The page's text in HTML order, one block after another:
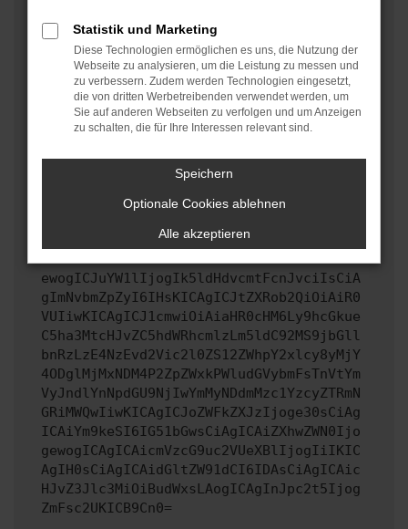
Betriebssystem auf dem neuesten Stand sind.
Veraltete Software birgt nicht nur ein
Sicherheitsrisiko, sondern kann auch dazu führen,
dass bestimmte Funktionen nicht mehr unterstützt
werden.
Wende dich an den Webseitenbetreiber.
Wenn du alle oben genannten Schritte versucht hast,
kontaktiere uns bitte. Wir werden versuchen, das
Problem zu beheben. Du kannst uns diesen Text
schicken, um uns bei der Fehlersuche zu
ewogICJuYW1lIjogIk5ldHdvcmtFcnJvciIsCiA
gImNvbmZpZyI6IHsKICAgICJtZXRob2QiOiAiR0
VUIiwKICAgICJ1cmwiOiAiaHR0cHM6Ly9hcGkue
C5ha3MtcHJvZC5hdWRhcmlzLm5ldC92MS9jbGll
bnRzLzE4NzEvd2Vic2l0ZS12ZWhpY2xlcy8yMjY
4ODglMjMxNDM4P2ZpZWxkPWludGVybmFsTnVtYm
VyJndlYnNpdGU9NjIwYmMyNDdmMzc1YzcyZTRmN
GRiMWQwIiwKICAgICJoZWFkZXJzIjoge30sCiAg
ICAiYm9keSI6IG51bGwsCiAgICAiZXhwZWN0Ijo
gewogICAgICAicmVzcG9uc2VUeXBlIjogIiIKIC
AgIH0sCiAgICAidGltZW91dCI6IDAsCiAgICAic
HJvZ3Jlc3MiOiBudWxsLAogICAgInJpc2t5Ijog
ZmFsc2UKICB9Cn0=
Statistik und Marketing
Diese Technologien ermöglichen es uns, die Nutzung der
Webseite zu analysieren, um die Leistung zu messen und
zu verbessern. Zudem werden Technologien eingesetzt,
die von dritten Werbetreibenden verwendet werden, um
Sie auf anderen Webseiten zu verfolgen und um Anzeigen
zu schalten, die für Ihre Interessen relevant sind.
Speichern
Optionale Cookies ablehnen
Alle akzeptieren